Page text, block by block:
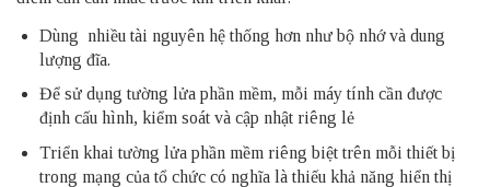
Dùng nhiều tài nguyên hệ thống hơn như bộ nhớ và dung
lượng đĩa.
Để sử dụng tường lửa phần mềm, mỗi máy tính cần được
định cấu hình, kiểm soát và cập nhật riêng lẻ
Triển khai tường lửa phần mềm riêng biệt trên mỗi thiết bị
trong mạng của tổ chức có nghĩa là thiếu khả năng hiển thị